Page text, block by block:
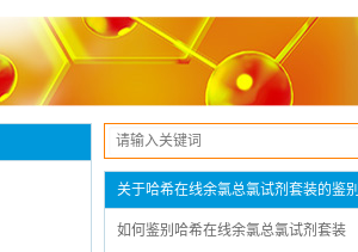
关于哈希在线余氯总氯试剂套装的鉴别
如何鉴别哈希在线余氯总氯试剂套装